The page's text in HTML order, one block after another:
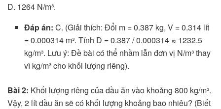
D. 1264 N/m³.
Đáp án: C. (Giải thích: Đổi m = 0.387 kg, V = 0.314 lít
= 0.000314 m³. Tính D = 0.387 / 0.000314 ≈ 1232.5
kg/m³. Lưu ý: Đề bài có thể nhầm lẫn đơn vị N/m³ thay
vì kg/m³ cho khối lượng riêng).
Bài 2: Khối lượng riêng của dầu ăn vào khoảng 800 kg/m³.
Vậy, 2 lít dầu ăn sẽ có khối lượng khoảng bao nhiêu? (Biết